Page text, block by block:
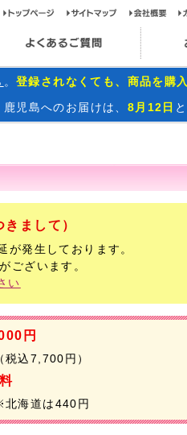
トップページサイトマ
お問い合わせ
てのかたへ よくあ
。登録されなくても、商品を購
児島へのお届けは、 8月12日
まして）
発生しております。
ございます。
い
円
（税込7,700円）
北海道は440円